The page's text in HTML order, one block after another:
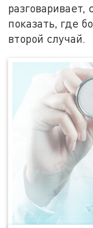
разговаривает,
показать, где
второй случай.